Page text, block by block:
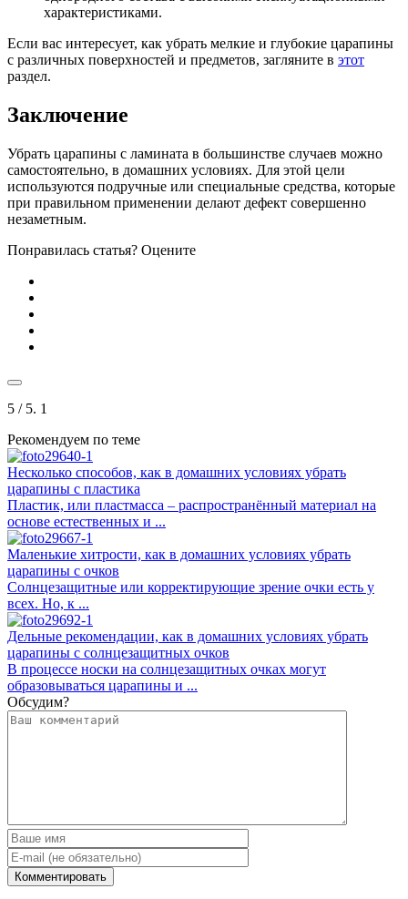
характеристиками.
Если вас интересует, как убрать мелкие и глубокие царапины
с различных поверхностей и предметов, загляните в этот
раздел.
Заключение
Убрать царапины с ламината в большинстве случаев можно
самостоятельно, в домашних условиях. Для этой цели
используются подручные или специальные средства, которые
при правильном применении делают дефект совершенно
незаметным.
Понравилась статья? Оцените
5 / 5. 1
Рекомендуем по теме
Несколько способов, как в домашних условиях убрать
царапины с пластика
Пластик, или пластмасса – распространённый материал на
основе естественных и ...
Маленькие хитрости, как в домашних условиях убрать
царапины с очков
Солнцезащитные или корректирующие зрение очки есть у
всех. Но, к ...
Дельные рекомендации, как в домашних условиях убрать
царапины с солнцезащитных очков
В процессе носки на солнцезащитных очках могут
образовываться царапины и ...
Обсудим?